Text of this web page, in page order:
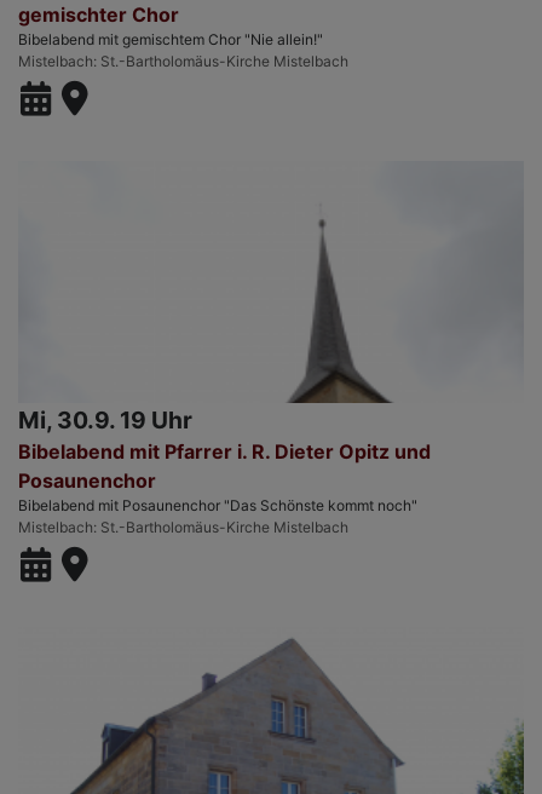
gemischter Chor
Bibelabend mit gemischtem Chor "Nie allein!"
Mistelbach St.-Bartholomäus-Kirche Mistelbach
Mi, 30.9. 19 Uhr
Bibelabend mit Pfarrer i. R. Dieter Opitz und
Posaunenchor
Bibelabend mit Posaunenchor "Das Schönste kommt noch"
Mistelbach St.-Bartholomäus-Kirche Mistelbach